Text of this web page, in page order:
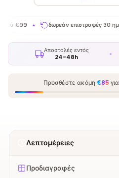
δωρεάν επιστροφές 30 ημερών ✦
Αποστολές εντός
24–48h
Προσθέστε ακόμη €85 για
Λεπτομέρειες
Προδιαγραφές